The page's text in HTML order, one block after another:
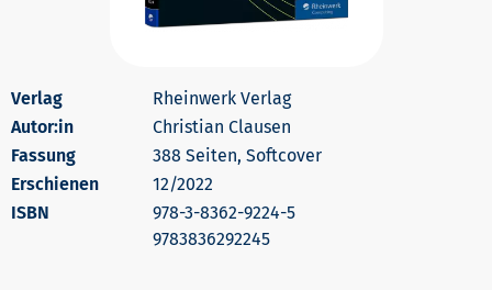
Rheinwerk Verlag
Autor:in
Christian Clausen
388 Seiten, Softcover
Erschienen
12/2022
978-3-8362-9224-5
9783836292245